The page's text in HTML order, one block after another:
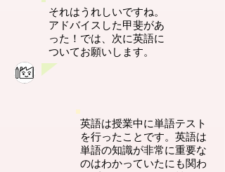
それはうれしいですね。
アドバイスした甲斐があ
った！では、次に英語に
ついてお願いします。
英語は授業中に単語テスト
を行ったことです。英語は
単語の知識が非常に重要な
のはわかっていたにも関わ